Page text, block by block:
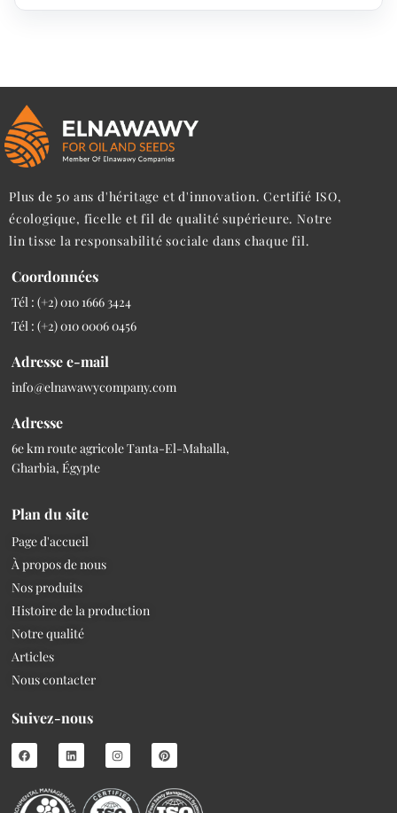
Plus de 50 ans d'héritage et d'innovation. Certifié ISO,
écologique, ficelle et fil de qualité supérieure. Notre
lin tisse la responsabilité sociale dans chaque fil.
Coordonnées
Tél : (+2) 010 1666 3424
Tél : (+2) 010 0006 0456
Adresse e-mail
info@elnawawycompany.com
Adresse
6e km route agricole Tanta-El-Mahalla,
Gharbia, Égypte
Plan du site
Page d'accueil
À propos de nous
Nos produits
Histoire de la production
Notre qualité
Articles
Nous contacter
Suivez-nous